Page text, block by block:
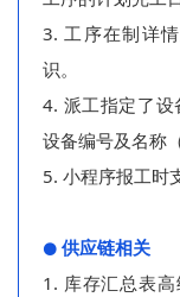
3. 工序在制详
识。
4. 派工指定了
设备编号及名称
5. 小程序报工时
⚫ 供应链相关
1. 库存汇总表